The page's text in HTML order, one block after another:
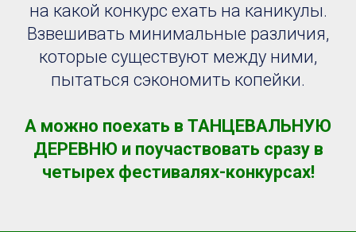
на какой конкурс ехать на каникулы.
Взвешивать минимальные различия,
которые существуют между ними,
пытаться сэкономить копейки.
А можно поехать в ТАНЦЕВАЛЬНУЮ
ДЕРЕВНЮ и поучаствовать сразу в
четырех фестивалях-конкурсах!